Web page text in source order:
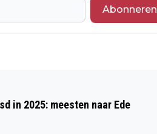
Abonneren
BESTAAN MET
in 2025: meesten naar Ede